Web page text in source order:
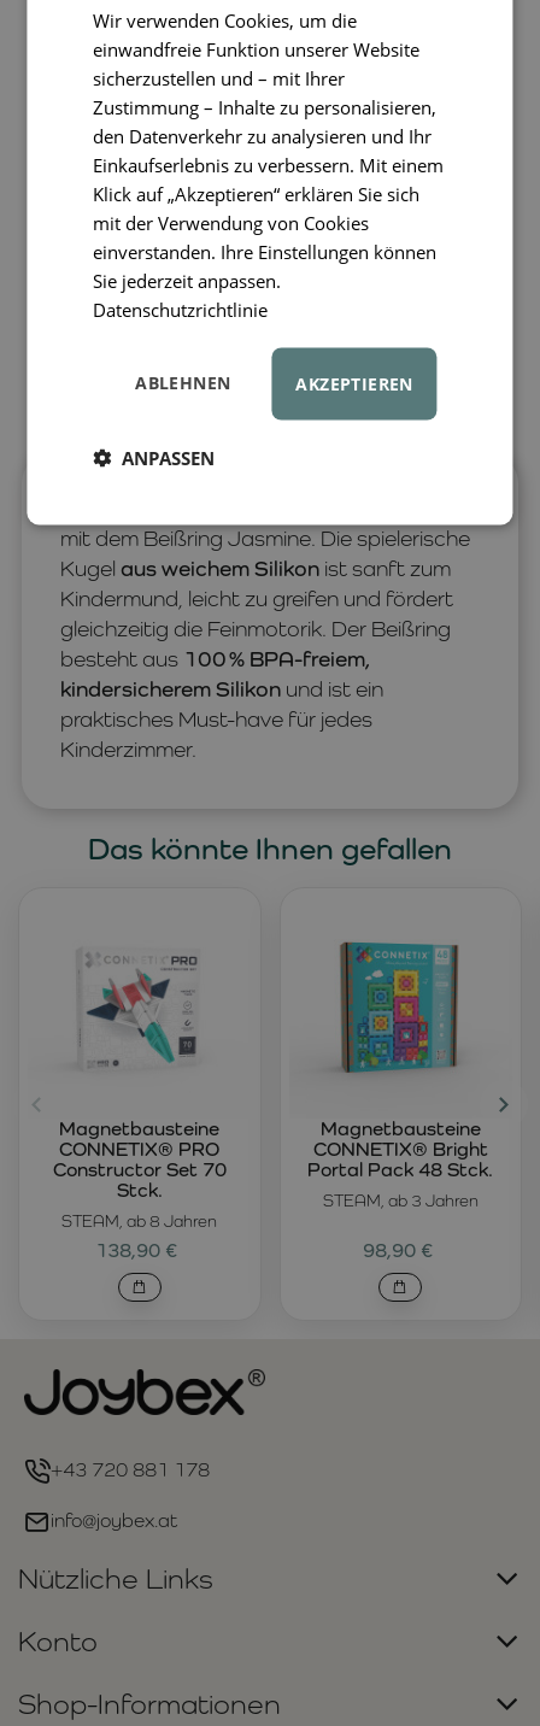
mit dem Beißring Jasmine. Die spielerische
Kugel aus weichem Silikon ist sanft zum
Kindermund, leicht zu greifen und fördert
gleichzeitig die Feinmotorik. Der Beißring
besteht aus 100 % BPA-freiem,
kindersicherem Silikon und ist ein
praktisches Must-have für jedes
Kinderzimmer.
Das könnte Ihnen gefallen
STEAM, ab 8 Jahren
Magnetbausteine
CONNETIX® PRO
Constructor Set 70
Stck.
138,90 €
STEAM, ab 3 Jahren
Magnetbausteine
CONNETIX® Bright
Portal Pack 48 Stck.
98,90 €
+43 720 881 178
info@joybex.at
Nützliche Links
Konto
Shop-Informationen
Wir verwenden Cookies, um die
einwandfreie Funktion unserer Website
sicherzustellen und – mit Ihrer
Zustimmung – Inhalte zu personalisieren,
den Datenverkehr zu analysieren und Ihr
Einkaufserlebnis zu verbessern. Mit einem
Klick auf „Akzeptieren“ erklären Sie sich
mit der Verwendung von Cookies
einverstanden. Ihre Einstellungen können
Sie jederzeit anpassen.
Datenschutzrichtlinie
AKZEPTIEREN
ABLEHNEN
ANPASSEN